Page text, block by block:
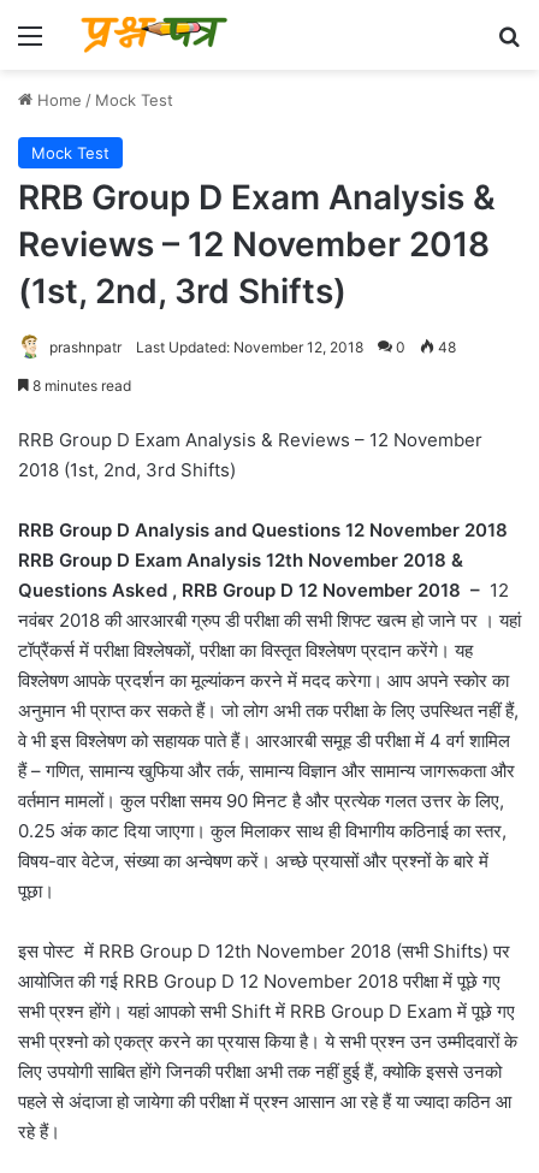
Menu
Home / Mock Test
Mock Test
RRB Group D Exam Analysis &
Reviews – 12 November 2018
(1st, 2nd, 3rd Shifts)
prashnpatr Last Updated: November 12, 2018 0 48
8 minutes read
RRB Group D Exam Analysis & Reviews – 12 November
2018 (1st, 2nd, 3rd Shifts)
RRB Group D Analysis and Questions 12 November 2018
RRB Group D Exam Analysis 12th November 2018 &
Questions Asked , RRB Group D 12 November 2018 – 12
नवंबर 2018 की आरआरबी ग्रुप डी परीक्षा की सभी शिफ्ट खत्म हो जाने पर । यहां
टॉप्रैंकर्स में परीक्षा विश्लेषकों, परीक्षा का विस्तृत विश्लेषण प्रदान करेंगे। यह
विश्लेषण आपके प्रदर्शन का मूल्यांकन करने में मदद करेगा। आप अपने स्कोर का
अनुमान भी प्राप्त कर सकते हैं। जो लोग अभी तक परीक्षा के लिए उपस्थित नहीं हैं,
वे भी इस विश्लेषण को सहायक पाते हैं। आरआरबी समूह डी परीक्षा में 4 वर्ग शामिल
हैं – गणित, सामान्य खुफिया और तर्क, सामान्य विज्ञान और सामान्य जागरूकता और
वर्तमान मामलों। कुल परीक्षा समय 90 मिनट है और प्रत्येक गलत उत्तर के लिए,
0.25 अंक काट दिया जाएगा। कुल मिलाकर साथ ही विभागीय कठिनाई का स्तर,
विषय-वार वेटेज, संख्या का अन्वेषण करें। अच्छे प्रयासों और प्रश्नों के बारे में
पूछा।
इस पोस्ट में RRB Group D 12th November 2018 (सभी Shifts) पर
आयोजित की गई RRB Group D 12 November 2018 परीक्षा में पूछे गए
सभी प्रश्न होंगे। यहां आपको सभी Shift में RRB Group D Exam में पूछे गए
सभी प्रश्नो को एकत्र करने का प्रयास किया है। ये सभी प्रश्न उन उम्मीदवारों के
लिए उपयोगी साबित होंगे जिनकी परीक्षा अभी तक नहीं हुई हैं, क्योकि इससे उनको
पहले से अंदाजा हो जायेगा की परीक्षा में प्रश्न आसान आ रहे हैं या ज्यादा कठिन आ
रहे हैं।